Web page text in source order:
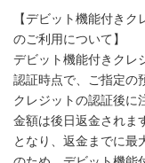
【デビット機能付きク
のご利用について】
デビット機能付きクレ
認証時点で、ご指定の
クレジットの認証後に
金額は後日返金されま
となり、返金までに最